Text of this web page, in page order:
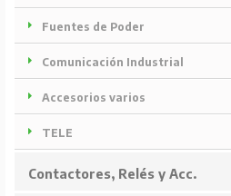
Fuentes de Poder
Comunicación Industrial
Accesorios varios
TELE
Contactores, Relés y Acc.